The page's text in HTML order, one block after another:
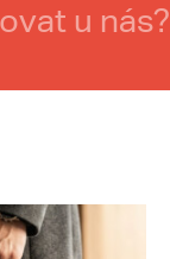
u nás?